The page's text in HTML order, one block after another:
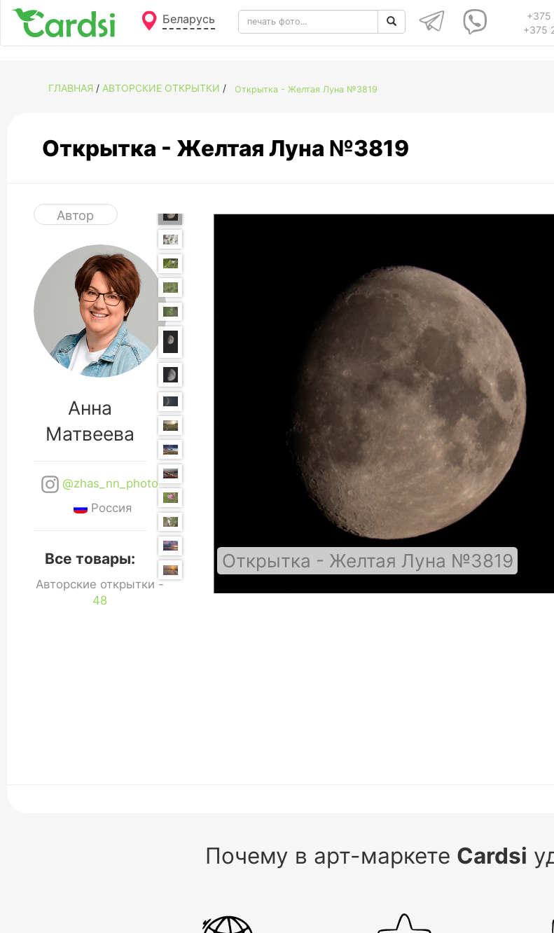
Беларусь
+375
ГЛАВНАЯ / АВТОРСКИЕ ОТКРЫТКИ / Открытка - Желтая Луна №3819
Открытка - Желтая Луна №3819
Автор
Анна
Матвеева
@zhas_nn_photo
Россия
Все товары:
Авторские открытки -
48
Открытка - Желтая Луна №3819
Почему в арт-маркете Cardsi